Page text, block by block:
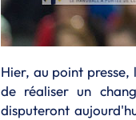
Hier, au point
de réaliser un
disputeront